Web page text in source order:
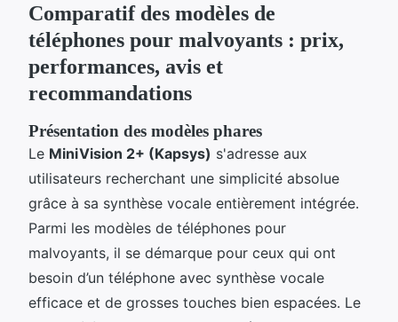
Comparatif des modèles de
téléphones pour malvoyants : prix,
performances, avis et
recommandations
Présentation des modèles phares
Le MiniVision 2+ (Kapsys) s'adresse aux
utilisateurs recherchant une simplicité absolue
grâce à sa synthèse vocale entièrement intégrée.
Parmi les modèles de téléphones pour
malvoyants, il se démarque pour ceux qui ont
besoin d’un téléphone avec synthèse vocale
efficace et de grosses touches bien espacées. Le